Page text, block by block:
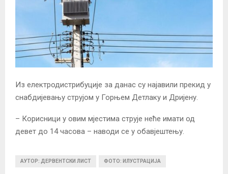
Из електродистрибуције за данас су најавили прекид у
снабдијевању струјом у Горњем Детлаку и Дријену.
– Корисници у овим мјестима струје неће имати од
девет до 14 часова – наводи се у обавјештењу.
АУТОР: ДЕРВЕНТСКИ ЛИСТ ФОТО: ИЛУСТРАЦИЈА